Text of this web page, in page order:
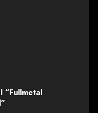
“Fullmetal